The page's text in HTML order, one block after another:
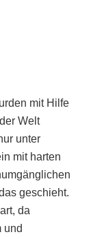
mit Hilfe
Welt
unter
mit harten
geschieht.
da
und